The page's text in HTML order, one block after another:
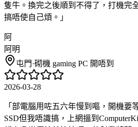
隻牛。換完之後順到不得了，打機完
搞唔使自己煩。 」
阿
阿明
屯門·砌機 gaming PC 開唔到
2026-03-28
「 部電腦用咗五六年慢到嘔，開機要
SSD但我唔識搞，上網搵到